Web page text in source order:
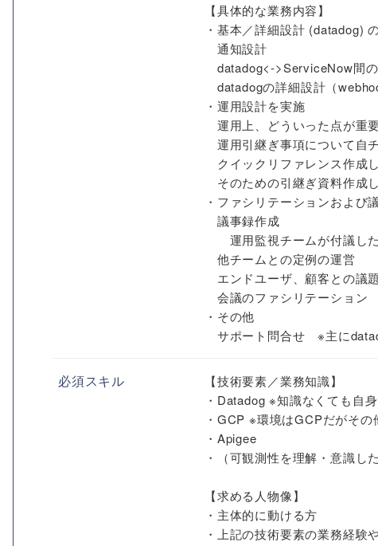
【具体的な業務内容】
・基本／詳細設計 (datadog)
通知設計
datadog<->ServiceNow間
datadogの詳細設計（
・運用設計を実施
運用上、どういった点が重
運用引継ぎ事項について自
クイックリファレンス作成
そのための引継ぎ資料作成
・ファシリテーションおよび
議事録作成
運用監視チームが付議し
他チームとの定例の運営
エンドユーザ、顧客との議
会議のファシリテーション
・その他
サポート問合せ ※主に
必須スキル
【技術要素／業務知識】
・Datadog ※知識なくても自
・GCP ※環境はGCPだがそ
・Apigee
・（可観測性を理解・意識し
【求める人物像】
・主体的に動ける方
・上記の技術要素の業務経験